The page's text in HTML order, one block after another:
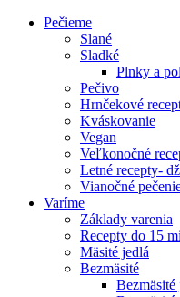
Pečieme
Slané
Sladké
Plnky a
Pečivo
Hrnčekové
Kváskovanie
Vegan
Veľkonočné
Letné recepty-
Vianočné
Varíme
Základy varenia
Recepty do 15
Mäsité jedlá
Bezmäsité
Bezmäsité